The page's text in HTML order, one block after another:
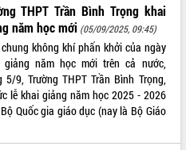
THPT Trần Bình Trọng khai
năm học mới (05/09/2025, 09:45)
chung không khí phấn khởi của ngày
giảng năm học mới trên cả nước,
5/9, Trường THPT Trần Bình Trọng,
lễ khai giảng năm học 2025 - 2026
Quốc gia giáo dục (nay là Bộ Giáo